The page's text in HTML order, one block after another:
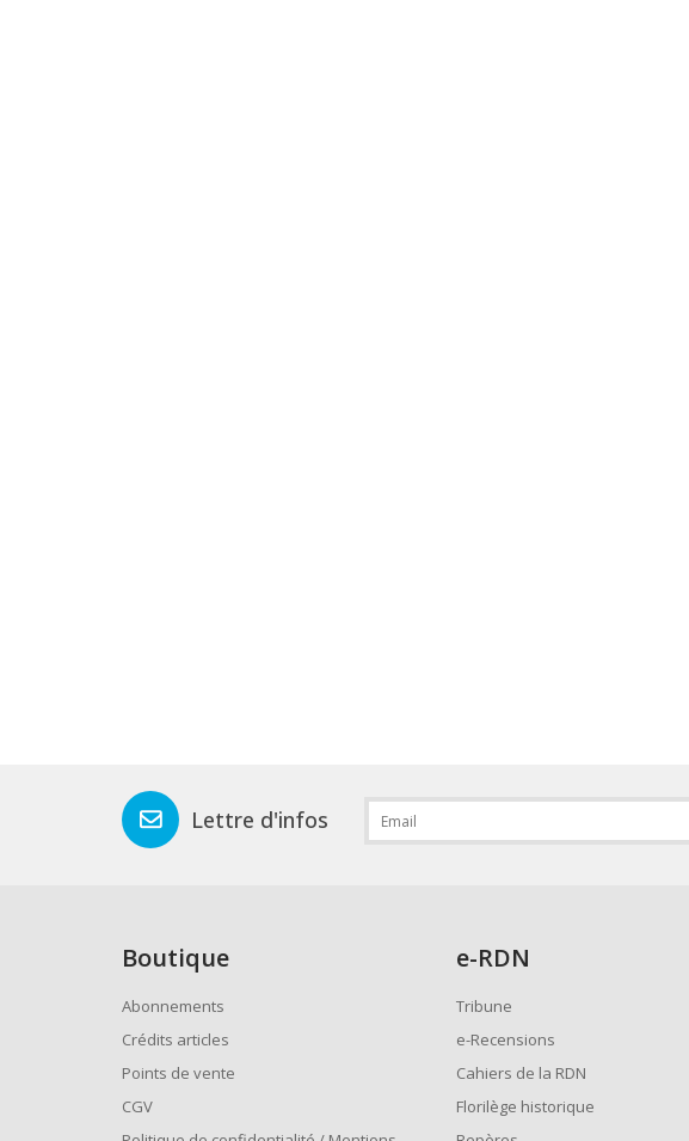
Lettre d'infos
Boutique
Abonnements
Crédits articles
Points de vente
CGV
e-RDN
Tribune
e-Recensions
Cahiers de la RDN
Florilège historique